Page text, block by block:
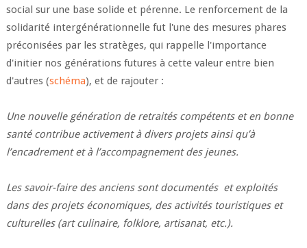
social sur une base solide et pérenne. Le renforcement de la
solidarité intergénérationnelle fut l'une des mesures phares
préconisées par les stratèges, qui rappelle l'importance
d'initier nos générations futures à cette valeur entre bien
d'autres (schéma), et de rajouter :
Une nouvelle génération de retraités compétents et en bonne
santé contribue activement à divers projets ainsi qu’à
l’encadrement et à l’accompagnement des jeunes.
Les savoir-faire des anciens sont documentés et exploités
dans des projets économiques, des activités touristiques et
culturelles (art culinaire, folklore, artisanat, etc.).